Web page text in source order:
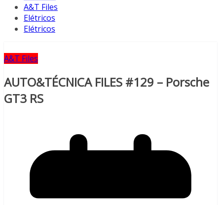
A&T Files
Elétricos
Elétricos
A&T Files
AUTO&TÉCNICA FILES #129 – Porsche
GT3 RS